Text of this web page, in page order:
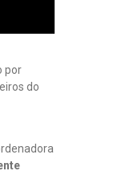
por
do